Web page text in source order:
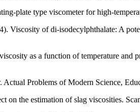
plate type viscometer for high-
Viscosity of di-isodecylphthalate: A
as a function of temperature and
Problems of Modern Science,
the estimation of slag viscosities.